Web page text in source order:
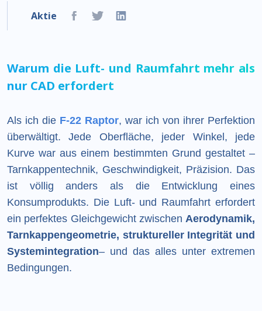
Aktie
Warum die Luft- und Raumfahrt mehr als
nur CAD erfordert
Als ich die F-22 Raptor, war ich von ihrer Perfektion
überwältigt. Jede Oberfläche, jeder Winkel, jede
Kurve war aus einem bestimmten Grund gestaltet –
Tarnkappentechnik, Geschwindigkeit, Präzision. Das
ist völlig anders als die Entwicklung eines
Konsumprodukts. Die Luft- und Raumfahrt erfordert
ein perfektes Gleichgewicht zwischen Aerodynamik,
Tarnkappengeometrie, struktureller Integrität und
Systemintegration– und das alles unter extremen
Bedingungen.